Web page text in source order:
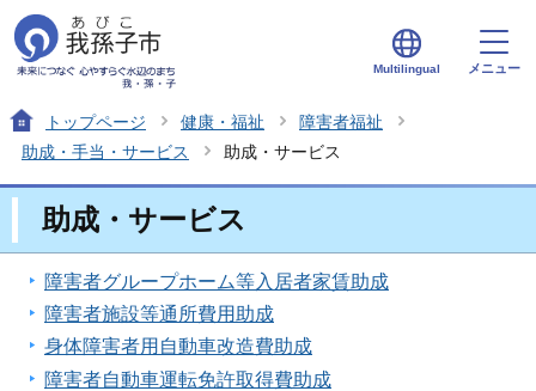
Multilingual メニュー
トップページ 健康・福祉
障害者福祉
助成・手当・サービス
助成・サービス
助成・サービス
障害者グループホーム等入居者家賃助成
障害者施設等通所費用助成
身体障害者用自動車改造費助成
障害者自動車運転免許取得費助成